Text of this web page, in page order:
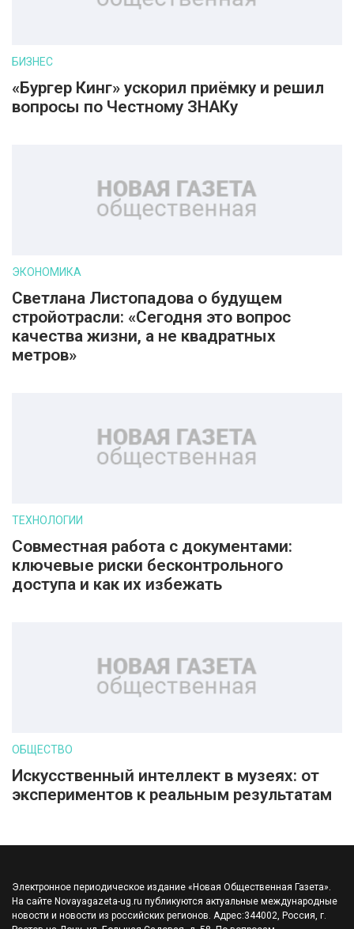
БИЗНЕС
«Бургер Кинг» ускорил приёмку и решил
вопросы по Честному ЗНАКу
ЭКОНОМИКА
Светлана Листопадова о будущем
стройотрасли: «Сегодня это вопрос
качества жизни, а не квадратных
метров»
ТЕХНОЛОГИИ
Совместная работа с документами:
ключевые риски бесконтрольного
доступа и как их избежать
ОБЩЕСТВО
Искусственный интеллект в музеях: от
экспериментов к реальным результатам
Электронное периодическое издание «Новая Общественная Газета».
На сайте Novayagazeta-ug.ru публикуются актуальные международные
новости и новости из российских регионов. Адрес:344002, Россия, г.